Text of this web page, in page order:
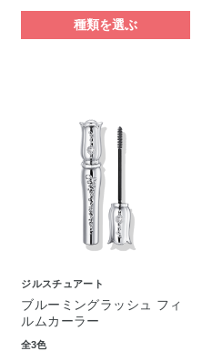
種類を選ぶ
ジルスチュアート
ブルーミングラッシュ フィ
ルムカーラー
全3色